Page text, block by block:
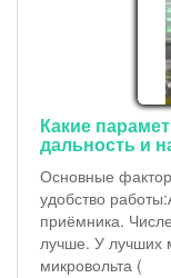
Какие
дальность и
Основные
удобство
приёмника.
лучше. У лучших
микровольта (